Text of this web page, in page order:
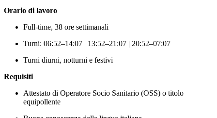
Orario di lavoro
Full-time, 38 ore settimanali
Turni: 06:52–14:07 | 13:52–21:07 | 20:52–07:07
Turni diurni, notturni e festivi
Requisiti
Attestato di Operatore Socio Sanitario (OSS) o titolo
equipollente